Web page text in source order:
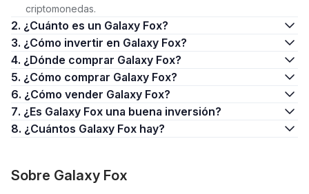
criptomonedas.
2. ¿Cuánto es un Galaxy Fox?
3. ¿Cómo invertir en Galaxy Fox?
4. ¿Dónde comprar Galaxy Fox?
5. ¿Cómo comprar Galaxy Fox?
6. ¿Cómo vender Galaxy Fox?
7. ¿Es Galaxy Fox una buena inversión?
8. ¿Cuántos Galaxy Fox hay?
Sobre Galaxy Fox